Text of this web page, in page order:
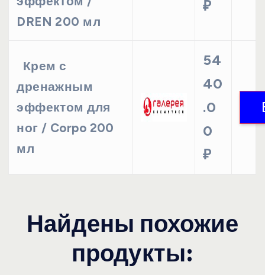
DREN 200 мл
₽
Крем с
дренажным
эффектом для
ног / Corpo 200
мл
54
40
.0
0
₽
Найдены похожие
продукты: